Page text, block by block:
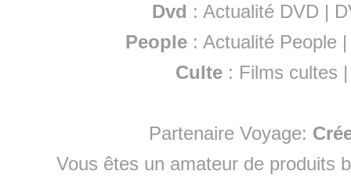
Dvd : Actualité DVD |
People :Actualité People
Culte : Films cultes
Partenaire Voyage:
Vous êtes un amateur de produits